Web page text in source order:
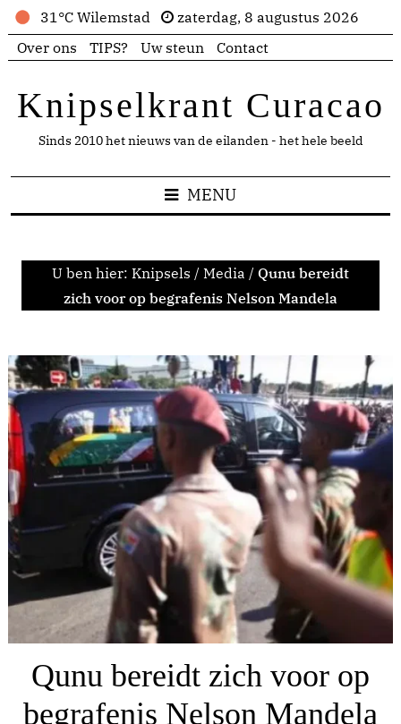
31°C Wilemstad
zaterdag, 8 augustus 2026
Over ons
TIPS? Uw steun Contact
Knipselkrant Curacao
Sinds 2010 het nieuws van de eilanden - het hele beeld
MENU
U ben hier: Knipsels / Media / Qunu bereidt
zich voor op begrafenis Nelson Mandela
Qunu bereidt zich voor op
begrafenis Nelson Mandela